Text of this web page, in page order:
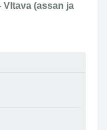
Vltava (assan ja